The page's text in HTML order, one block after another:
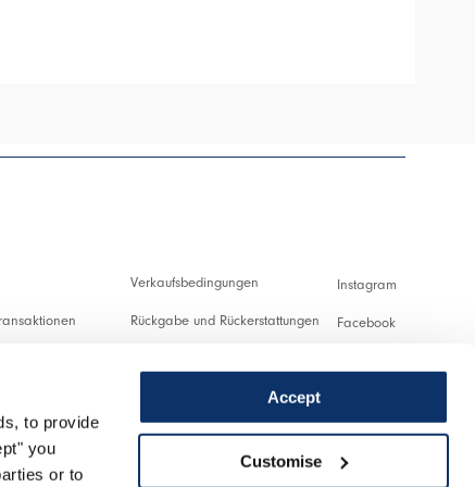
to provide
you
or to
Accept
Customise
Verkaufsbedingungen
Rückgabe und Rückerstattungen
Cookies
Instagram
Facebook
Twitter
Spotify